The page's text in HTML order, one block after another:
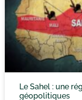
Le Sahel : une
géopolitiques